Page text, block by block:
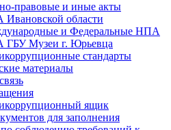
правовые и иные акты
области
и Федеральные НПА
Музеи г. Юрьевца
стандарты
материалы
ящик
для заполнения